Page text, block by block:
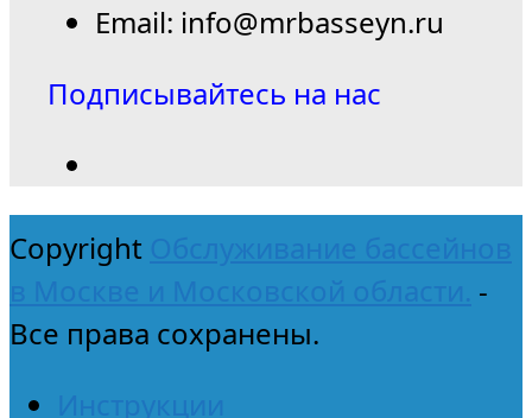
Email: info@mrbasseyn.ru
Подписывайтесь на нас
Copyright Обслуживание бассейнов
в Москве и Московской области. -
Все права сохранены.
Инструкции